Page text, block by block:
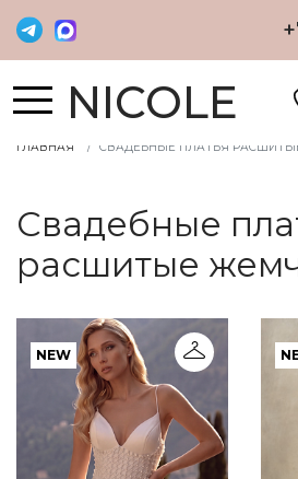
NICOLE
ГЛАВНАЯ СВАДЕБНЫЕ ПЛАТЬЯ
Свадебные
расшитые
NEW